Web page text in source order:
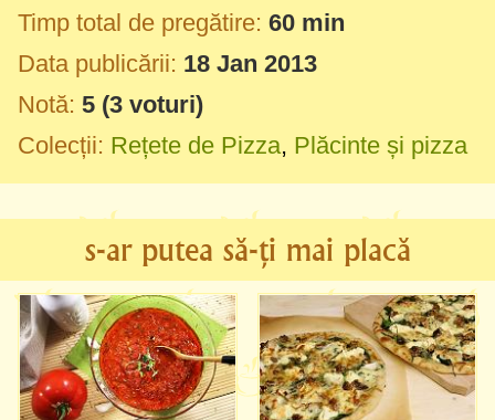
Timp total de pregătire: 60 min
Data publicării: 18 Jan 2013
Notă: 5 (3 voturi)
Colecții: Rețete de Pizza, Plăcinte și pizza
s-ar putea să-ți mai placă